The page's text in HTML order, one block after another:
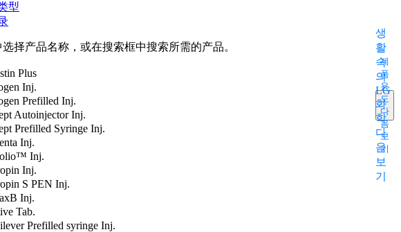
제
품
용
도
다
음
보
기
생
활
속
의
LG
화
학
다
음
보
기
型
择产品名称，或在搜索框中搜索所需的产品。
Plus
Inj.
Prefilled Inj.
Autoinjector Inj.
Prefilled Syringe Inj.
Inj.
Inj.
Inj.
S PEN Inj.
Inj.
Tab.
Prefilled syringe Inj.